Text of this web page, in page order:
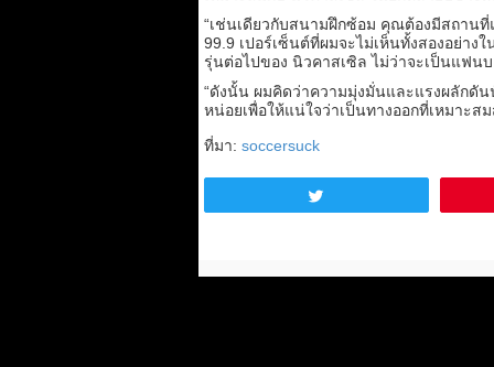
“เช่นเดียวกับสนามฝึกซ้อม คุณต้องมีสถาน
99.9 เปอร์เซ็นต์ที่ผมจะไม่เห็นทั้งสองอย่า
รุ่นต่อไปของ นิวคาสเซิล ไม่ว่าจะเป็นแฟน
“ดังนั้น ผมคิดว่าความมุ่งมั่นและแรงผลักดั
หน่อยเพื่อให้แน่ใจว่าเป็นทางออกที่เหมาะส
ที่มา: soccersuck